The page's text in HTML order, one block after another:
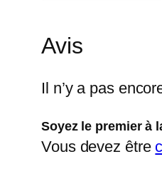
Avis
Il n’y a pas
Soyez le premier à
Vous devez être